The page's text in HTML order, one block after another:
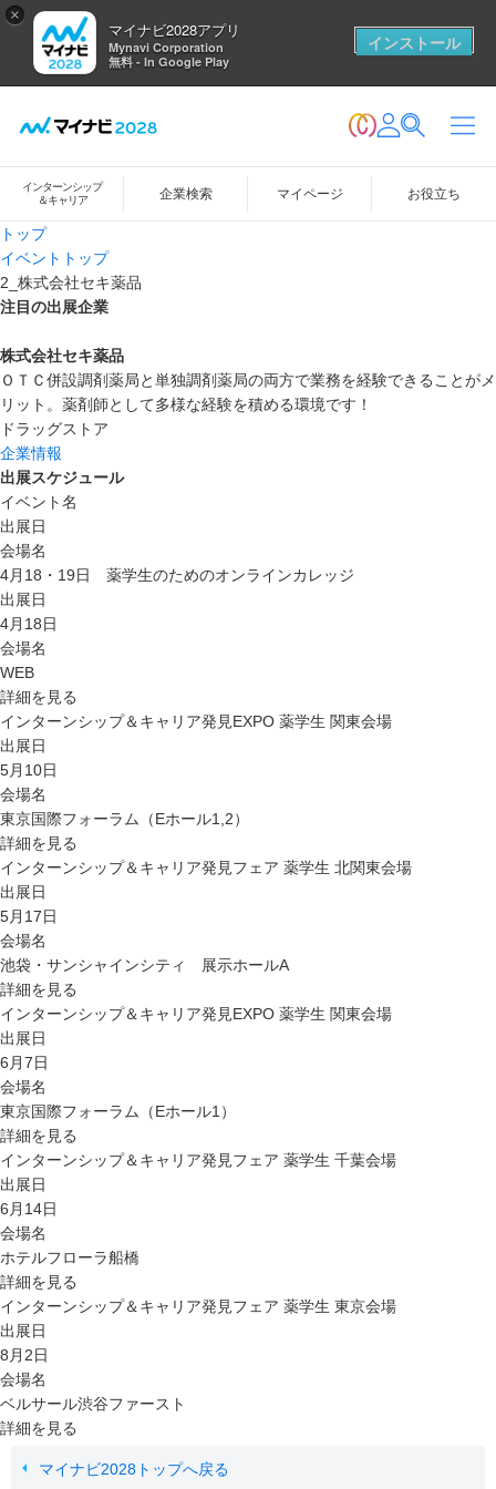
×
マイナビ2028アプリ
Mynavi Corporation
無料 - In Google Play
インストール
インターンシップ
＆キャリア
企業検索 マイページ お役立ち
トップ
イベントトップ
2_株式会社セキ薬品
注目の出展企業
株式会社セキ薬品
ＯＴＣ併設調剤薬局と単独調剤薬局の両方で業務を経験できることがメ
リット。薬剤師として多様な経験を積める環境です！
ドラッグストア
企業情報
出展スケジュール
イベント名
出展日
会場名
4月18・19日 薬学生のためのオンラインカレッジ
出展日
4月18日
会場名
WEB
詳細を見る
インターンシップ＆キャリア発見EXPO 薬学生 関東会場
出展日
5月10日
会場名
東京国際フォーラム（Eホール1,2）
詳細を見る
インターンシップ＆キャリア発見フェア 薬学生 北関東会場
出展日
5月17日
会場名
池袋・サンシャインシティ 展示ホールA
詳細を見る
インターンシップ＆キャリア発見EXPO 薬学生 関東会場
出展日
6月7日
会場名
東京国際フォーラム（Eホール1）
詳細を見る
インターンシップ＆キャリア発見フェア 薬学生 千葉会場
出展日
6月14日
会場名
ホテルフローラ船橋
詳細を見る
インターンシップ＆キャリア発見フェア 薬学生 東京会場
出展日
8月2日
会場名
ベルサール渋谷ファースト
詳細を見る
マイナビ2028トップへ戻る